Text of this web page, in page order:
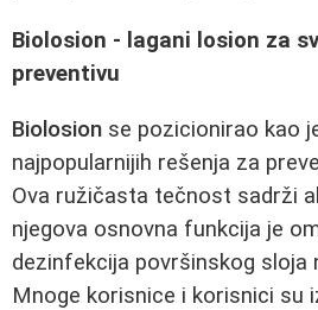
Biolosion - lagani losion za
preventivu
Biolosion se pozicionirao kao
najpopularnijih rešenja za
Ova ružičasta tečnost sadrži
njegova osnovna funkcija je
dezinfekcija površinskog sloja
Mnoge korisnice i korisnici su